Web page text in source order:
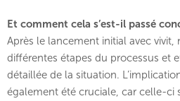
Et comment cela s’est-il passé
Après le lancement initial avec vivit,
différentes étapes du processus et
détaillée de la situation.
également été cruciale, car celle-ci